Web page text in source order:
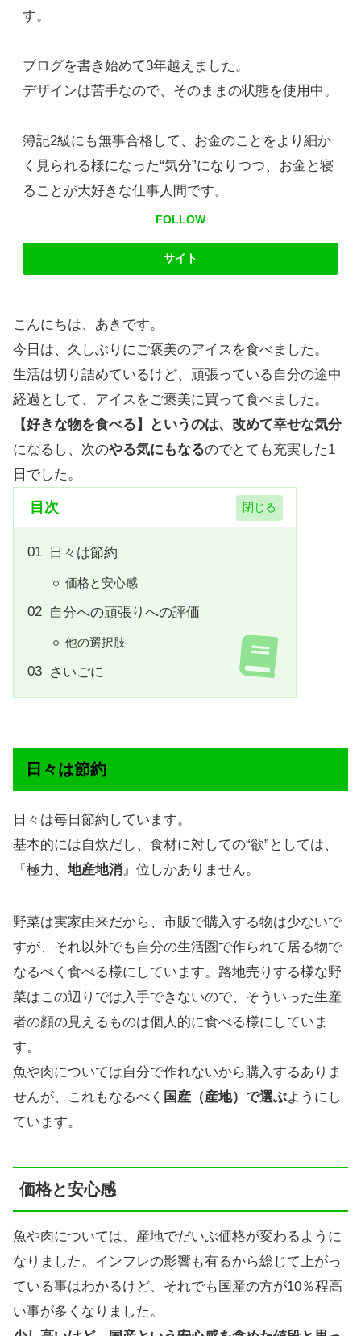
す。
ブログを書き始めて3年越えました。
デザインは苦手なので、そのままの状態を使用中。
簿記2級にも無事合格して、お金のことをより細か
く見られる様になった“気分”になりつつ、お金と寝
ることが大好きな仕事人間です。
FOLLOW
こんにちは、あきです。
今日は、久しぶりにご褒美のアイスを食べました。
生活は切り詰めているけど、頑張っている自分の途中
経過として、アイスをご褒美に買って食べました。
【好きな物を食べる】というのは、改めて幸せな気分
になるし、次のやる気にもなるのでとても充実した1
日でした。
目次
日々は節約
価格と安心感
自分への頑張りへの評価
他の選択肢
さいごに
日々は節約
日々は毎日節約しています。
基本的には自炊だし、食材に対しての“欲”としては、
『極力、 地産地消』位しかありません。
野菜は実家由来だから、市販で購入する物は少ないで
すが、それ以外でも自分の生活圏で作られて居る物で
なるべく食べる様にしています。路地売りする様な野
菜はこの辺りでは入手できないので、そういった生産
者の顔の見えるものは個人的に食べる様にしていま
す。
魚や肉については自分で作れないから購入するありま
せんが、これもなるべく 国産（産地）で選ぶようにし
ています。
価格と安心感
魚や肉については、産地でだいぶ価格が変わるように
なりました。インフレの影響も有るから総じて上がっ
ている事はわかるけど、それでも国産の方が10％程高
い事が多くなりました。